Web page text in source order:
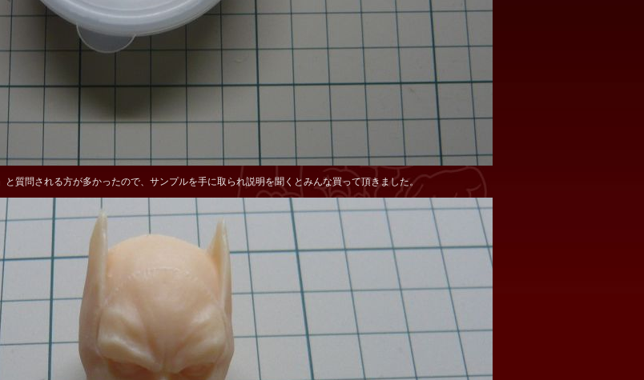
と質問される方が多かったので、サンプルを手に取られ説明を聞くとみんな買って頂きました。